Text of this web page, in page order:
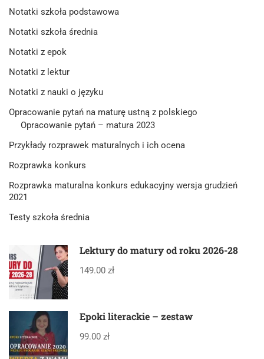
Notatki szkoła podstawowa
Notatki szkoła średnia
Notatki z epok
Notatki z lektur
Notatki z nauki o języku
Opracowanie pytań na maturę ustną z polskiego
Opracowanie pytań – matura 2023
Przykłady rozprawek maturalnych i ich ocena
Rozprawka konkurs
Rozprawka maturalna konkurs edukacyjny wersja grudzień
2021
Testy szkoła średnia
Lektury do matury od roku 2026-28
149.00 zł
Epoki literackie – zestaw
99.00 zł